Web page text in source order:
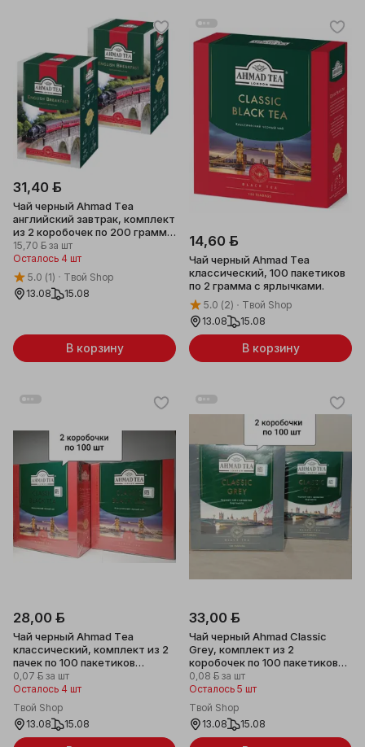
31,40 ƃ
Чай черный Ahmad Tea
английский завтрак, комплект
из 2 коробочек по 200 грамм
каждая.
15,70 ƃ за шт
Осталось 4 шт
5.0 (1)
Твой Shop
13.08
15.08
В корзину
14,60 ƃ
Чай черный Ahmad Tea
классический, 100 пакетиков
по 2 грамма с ярлычками.
5.0 (2)
Твой Shop
13.08
15.08
В корзину
28,00 ƃ
Чай черный Ahmad Tea
классический, комплект из 2
пачек по 100 пакетиков
каждая, с ярлычками.
0,07 ƃ за шт
Осталось 4 шт
Твой Shop
13.08
15.08
33,00 ƃ
Чай черный Ahmad Classic
Grey, комплект из 2
коробочек по 100 пакетиков
каждая, с ярлычками.
0,08 ƃ за шт
Осталось 5 шт
Твой Shop
13.08
15.08